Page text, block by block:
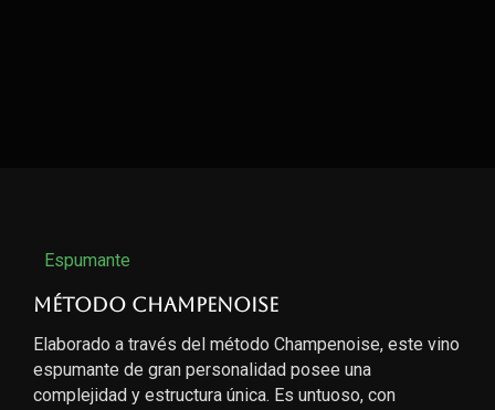
Espumante
Método Champenoise
Elaborado a través del método Champenoise, este vino
espumante de gran personalidad posee una
complejidad y estructura única. Es untuoso, con